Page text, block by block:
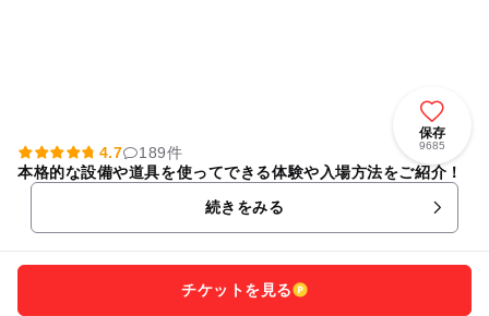
保存
9685
4.7
189件
本格的な設備や道具を使ってできる体験や入場方法をご紹介！
続きをみる
チケットを見る